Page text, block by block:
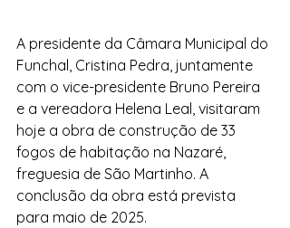
A presidente da Câmara Municipal do
Funchal, Cristina Pedra, juntamente
com o vice-presidente Bruno Pereira
e a vereadora Helena Leal, visitaram
hoje a obra de construção de 33
fogos de habitação na Nazaré,
freguesia de São Martinho. A
conclusão da obra está prevista
para maio de 2025.